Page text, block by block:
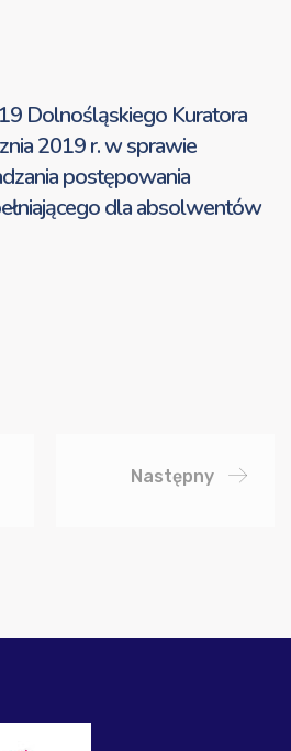
Dolnośląskiego Kuratora
2019 r. w sprawie
postępowania
dla absolwentów
Następny